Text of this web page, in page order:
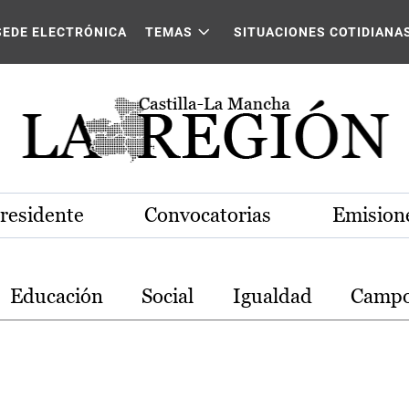
La Mancha
ELECTRÓNICA TEMAS SITUACIONES
Convocatorias
Educación Social Igualdad